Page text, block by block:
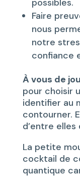
Faire
nous
notre
confiance
À vous de
pour choisir
identifier au
contourner.
d’entre
La petite
cocktail de
quantique